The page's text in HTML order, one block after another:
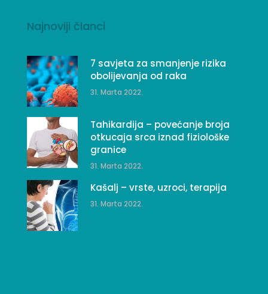
Najnoviji članci
7 savjeta za smanjenje rizika
obolijevanja od raka
31. Marta 2022.
Tahikardija – povećanje broja
otkucaja srca iznad fiziološke
granice
31. Marta 2022.
Kašalj – vrste, uzroci, terapija
31. Marta 2022.